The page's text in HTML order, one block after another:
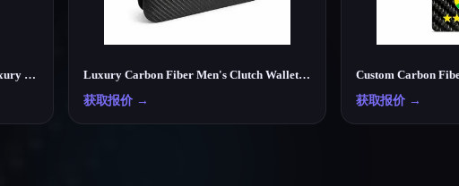
Custom Carbon Fiber VIP Card – Luxury Membership & Exclusive Club Card
Luxury Carbon Fiber Men's Clutch Wallet – Lightweight RFID Travel Organizer
获取报价→
获取报价→